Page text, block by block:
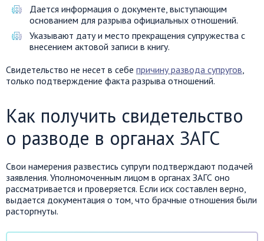
Дается информация о документе, выступающим
основанием для разрыва официальных отношений.
Указывают дату и место прекращения супружества с
внесением актовой записи в книгу.
Свидетельство не несет в себе причину развода супругов,
только подтверждение факта разрыва отношений.
Как получить свидетельство
о разводе в органах ЗАГС
Свои намерения развестись супруги подтверждают подачей
заявления. Уполномоченным лицом в органах ЗАГС оно
рассматривается и проверяется. Если иск составлен верно,
выдается документация о том, что брачные отношения были
расторгнуты.